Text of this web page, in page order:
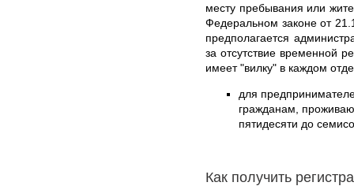
месту пребывания или
Федеральном законе от
предполагается
за отсутствие временной
имеет "вилку" в каждом
для
гражданам,
пятидесяти до
Как получить